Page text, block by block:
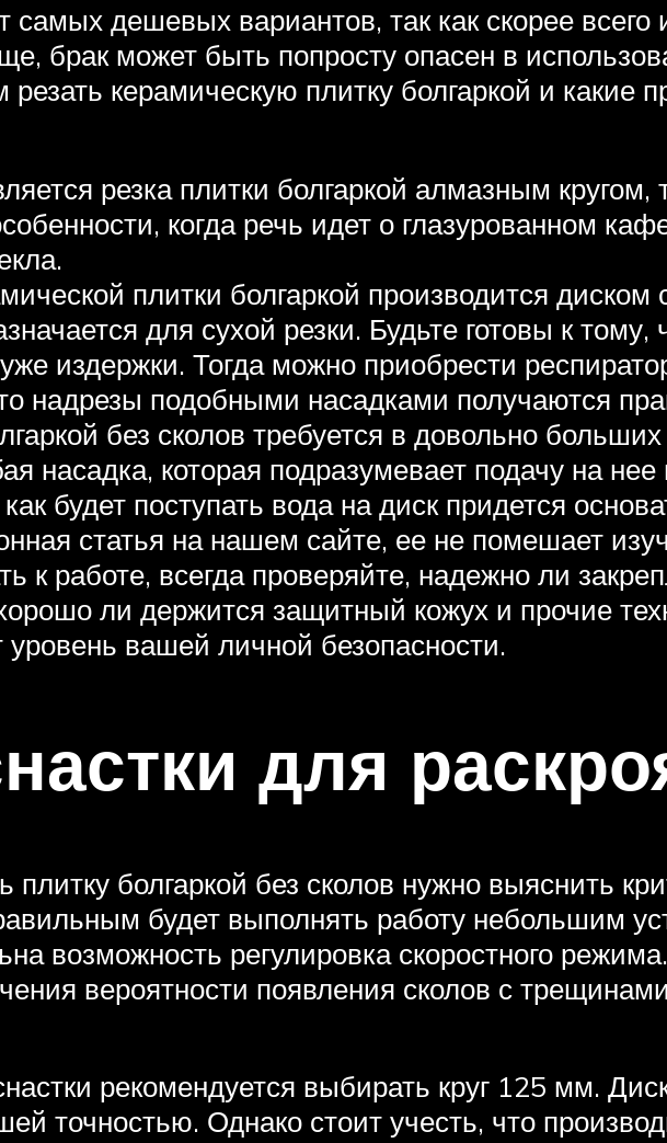
самых дешевых вариантов, так как скорее
брак может быть попросту опасен в
керамическую плитку болгаркой и какие
резка плитки болгаркой алмазным
когда речь идет о глазурованном
плитки болгаркой производится
для сухой резки. Будьте готовы к
издержки. Тогда можно приобрести
надрезы подобными насадками получаются
без сколов требуется в довольно
насадка, которая подразумевает подачу на
будет поступать вода на диск придется
статья на нашем сайте, ее не помешает
к работе, всегда проверяйте, надежно ли
ли держится защитный кожух и прочие
вашей личной безопасности.
для
плитку болгаркой без сколов нужно выяснить
будет выполнять работу небольшим
возможность регулировка скоростного
вероятности появления сколов с
рекомендуется выбирать круг 125 мм.
точностью. Однако стоит учесть, что